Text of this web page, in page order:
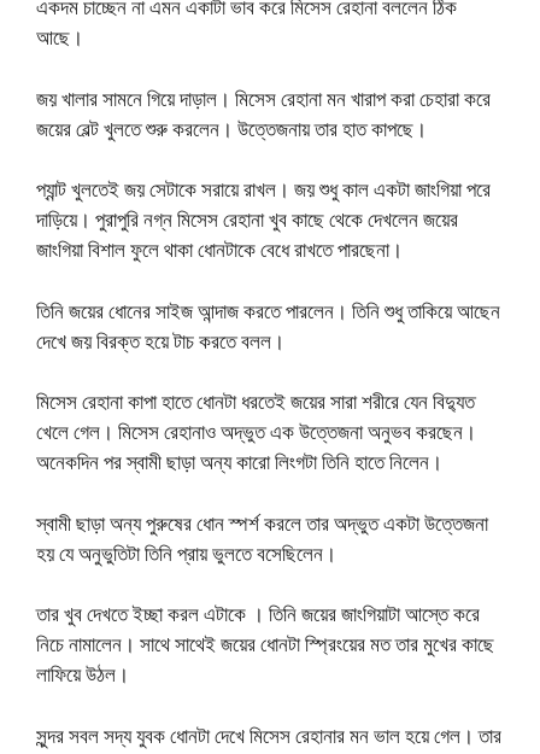
একদম চাচ্ছেন না এমন একাটা ভাব করে মিসেস রেহানা বললেন ঠিক
আছে।
জয় খালার সামনে গিয়ে দাড়াল। মিসেস রেহানা মন খারাপ করা চেহারা করে
জয়ের বেল্ট খুলতে শুরু করলেন। উত্তেজনায় তার হাত কাপছে।
প্যান্ট খুলতেই জয় সেটাকে সরায়ে রাখল। জয় শুধু কাল একটা জাংগিয়া পরে
দাড়িয়ে। পুরাপুরি নগ্ন মিসেস রেহানা খুব কাছে থেকে দেখলেন জয়ের
জাংগিয়া বিশাল ফুলে থাকা ধোনটাকে বেধে রাখতে পারছেনা।
তিনি জয়ের ধোনের সাইজ আন্দাজ করতে পারলেন। তিনি শুধু তাকিয়ে আছেন
দেখে জয় বিরক্ত হয়ে টাচ করতে বলল।
মিসেস রেহানা কাপা হাতে ধোনটা ধরতেই জয়ের সারা শরীরে যেন বিদ্যুত
খেলে গেল। মিসেস রেহানাও অদ্ভুত এক উত্তেজনা অনুভব করছেন।
অনেকদিন পর স্বামী ছাড়া অন্য কারো লিংগটা তিনি হাতে নিলেন।
স্বামী ছাড়া অন্য পুরুষের ধোন স্পর্শ করলে তার অদ্ভুত একটা উত্তেজনা
হয় যে অনুভুতিটা তিনি প্রায় ভুলতে বসেছিলেন।
তার খুব দেখতে ইচ্ছা করল এটাকে । তিনি জয়ের জাংগিয়াটা আস্তে করে
নিচে নামালেন। সাথে সাথেই জয়ের ধোনটা স্প্রিংয়ের মত তার মুখের কাছে
লাফিয়ে উঠল।
সুন্দর সবল সদ্য যুবক ধোনটা দেখে মিসেস রেহানার মন ভাল হয়ে গেল। তার